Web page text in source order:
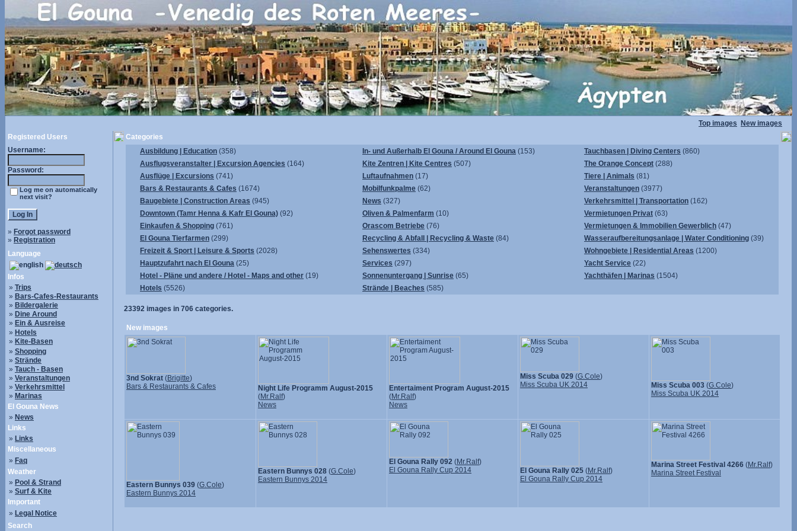
Top images
New images
Registered Users
Username:
Password:
Log me on automatically
next visit?
» Forgot password
» Registration
Language
Infos
» Trips
» Bars-Cafes-Restaurants
» Bildergalerie
» Dine Around
» Ein & Ausreise
» Hotels
» Kite-Basen
» Shopping
» Strände
» Tauch - Basen
» Veranstaltungen
» Verkehrsmittel
» Marinas
El Gouna News
» News
Links
» Links
Miscellaneous
» Faq
Weather
» Pool & Strand
» Surf & Kite
Important
» Legal Notice
Search
Categories
Ausbildung | Education (358)
Ausflugsveranstalter | Excursion Agencies (164)
Ausflüge | Excursions (741)
Bars & Restaurants & Cafes (1674)
Baugebiete | Construction Areas (945)
Downtown (Tamr Henna & Kafr El Gouna) (92)
Einkaufen & Shopping (761)
El Gouna Tierfarmen (299)
Freizeit & Sport | Leisure & Sports (2028)
Hauptzufahrt nach El Gouna (25)
Hotel - Pläne und andere / Hotel - Maps and other (19)
Hotels (5526)
In- und Außerhalb El Gouna / Around El Gouna (153)
Kite Zentren | Kite Centres (507)
Luftaufnahmen (17)
Mobilfunkpalme (62)
News (327)
Oliven & Palmenfarm (10)
Orascom Betriebe (76)
Recycling & Abfall | Recycling & Waste (84)
Sehenswertes (334)
Services (297)
Sonnenuntergang | Sunrise (65)
Strände | Beaches (585)
Tauchbasen | Diving Centers (860)
The Orange Concept (288)
Tiere | Animals (81)
Veranstaltungen (3977)
Verkehrsmittel | Transportation (162)
Vermietungen Privat (63)
Vermietungen & Immobilien Gewerblich (47)
Wasseraufbereitungsanlage | Water Conditioning (39)
Wohngebiete | Residential Areas (1200)
Yacht Service (22)
Yachthäfen | Marinas (1504)
23392 images in 706 categories.
New images
3nd Sokrat (Brigitte)
Bars & Restaurants & Cafes
Night Life Programm August-2015
(Mr.Ralf)
News
Entertaiment Program August-2015
(Mr.Ralf)
News
Miss Scuba 029 (G.Cole)
Miss Scuba UK 2014
Miss Scuba 003 (G.Cole)
Miss Scuba UK 2014
Eastern Bunnys 039 (G.Cole)
Eastern Bunnys 2014
Eastern Bunnys 028 (G.Cole)
Eastern Bunnys 2014
El Gouna Rally 092 (Mr.Ralf)
El Gouna Rally Cup 2014
El Gouna Rally 025 (Mr.Ralf)
El Gouna Rally Cup 2014
Marina Street Festival 4266 (Mr.Ralf)
Marina Street Festival